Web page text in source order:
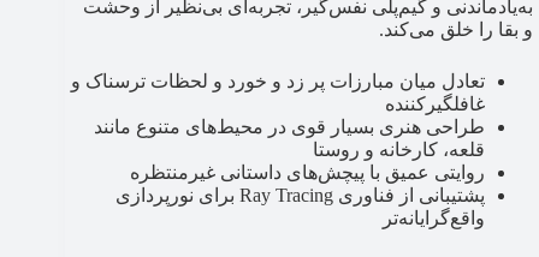
به‌یادماندنی و گیم‌پلی نفس‌گیر، تجربه‌ای بی‌نظیر از وحشت
و بقا را خلق می‌کند.
تعادل میان مبارزات پر زد و خورد و لحظات ترسناک و
غافلگیرکننده
طراحی هنری بسیار قوی در محیط‌های متنوع مانند
قلعه، کارخانه و روستا
روایتی عمیق با پیچش‌های داستانی غیرمنتظره
پشتیبانی از فناوری Ray Tracing برای نورپردازی
واقع‌گرایانه‌تر